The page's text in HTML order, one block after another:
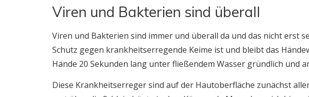
Viren und Bakterien sind überall
Viren und Bakterien sind immer und überall da und das nicht erst
Schutz gegen krankheitserregende Keime ist und bleibt das
Hände 20 Sekunden lang unter fließendem Wasser gründlich und
Diese Krankheitserreger sind auf der Hautoberfläche zunächst